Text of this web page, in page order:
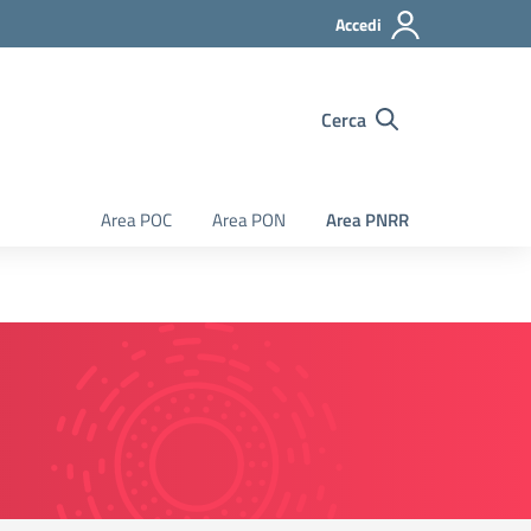
Accedi
Cerca
Area POC Area PON Area PNRR